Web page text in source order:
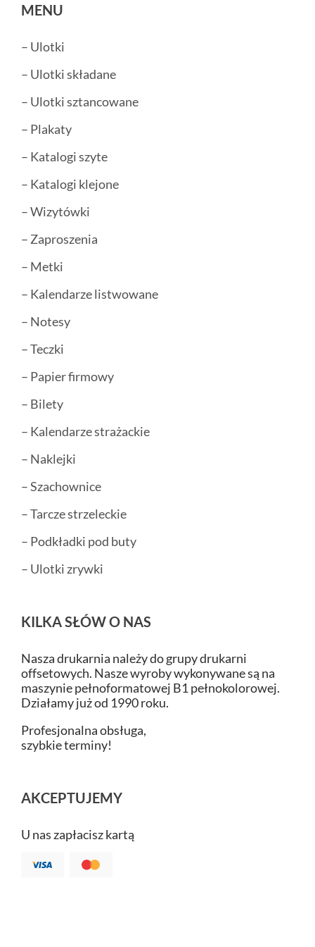
MENU
– Ulotki
– Ulotki składane
– Ulotki sztancowane
– Plakaty
– Katalogi szyte
– Katalogi klejone
– Wizytówki
– Zaproszenia
– Metki
– Kalendarze listwowane
– Notesy
– Teczki
– Papier firmowy
– Bilety
– Kalendarze strażackie
– Naklejki
– Szachownice
– Tarcze strzeleckie
– Podkładki pod buty
– Ulotki zrywki
KILKA SŁÓW O NAS
Nasza drukarnia należy do grupy drukarni
offsetowych. Nasze wyroby wykonywane są na
maszynie pełnoformatowej B1 pełnokolorowej.
Działamy już od 1990 roku.
Profesjonalna obsługa,
szybkie terminy!
AKCEPTUJEMY
U nas zapłacisz kartą